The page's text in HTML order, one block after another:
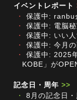
イベントレポート
・
保護中: ranbu
・
保護中: 電脳
・
保護中: いい
・
保護中: 今月
・
保護中: 2025
KOBE」が
記念日・周年 >>
・
8月の記念日・